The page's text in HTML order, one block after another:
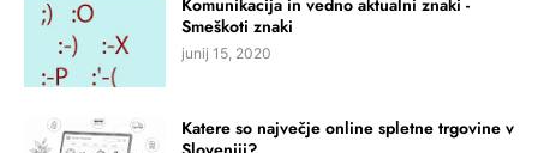
Komunikacija in vedno aktualni znaki -
Smeškoti znaki
junij 15, 2020
Katere so največje online spletne trgovine v